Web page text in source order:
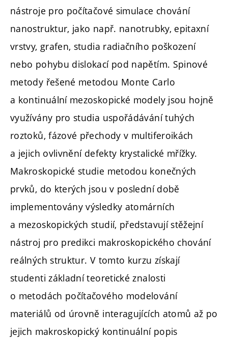
nástroje pro počítačové simulace chování
nanostruktur, jako např. nanotrubky, epitaxní
vrstvy, grafen, studia radiačního poškození
nebo pohybu dislokací pod napětím. Spinové
metody řešené metodou Monte Carlo
a kontinuální mezoskopické modely jsou hojně
využívány pro studia uspořádávání tuhých
roztoků, fázové přechody v multiferoikách
a jejich ovlivnění defekty krystalické mřížky.
Makroskopické studie metodou konečných
prvků, do kterých jsou v poslední době
implementovány výsledky atomárních
a mezoskopických studií, představují stěžejní
nástroj pro predikci makroskopického chování
reálných struktur. V tomto kurzu získají
studenti základní teoretické znalosti
o metodách počítačového modelování
materiálů od úrovně interagujících atomů až po
jejich makroskopický kontinuální popis